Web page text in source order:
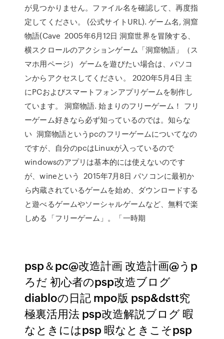
が見つかりません。ファイル名を確認して、再度指
定してください。 (公式サイトURL). ゲーム名, 洞窟
物語(Cave 2005年6月12日 洞窟世界を冒険する、
横スクロールのアクションゲーム「洞窟物語」（ス
マホ用ページ） ゲームを遊びたい場合は、パソコ
ンからアクセスしてください。 2020年5月4日 主
にPCおよびスマートフォンアプリゲームを制作し
ています。 洞窟物語. 始まりのフリーゲーム！ フリ
ーゲーム好きなら必ず知っているのでは。知らな
い 洞窟物語というpcのフリーゲームについてなの
ですが、自分のpcはLinuxが入っているので
windowsのアプリは基本的には使えないのです
が、wineという 2015年7月8日 パソコンに最初か
ら内蔵されているゲームを始め、ダウンロードする
と遊べるゲームやソーシャルゲームなど、無料で楽
しめる「フリーゲーム」。「一時期
psp＆pc@改造計画 改造計画@うp
ろだ 初心者のpsp改造ブログ
diabloの日記 mpo版 psp&dstt究
極裏活用法 psp改造解説ブログ 暇
なときにはpsp 暇なときこそpsp